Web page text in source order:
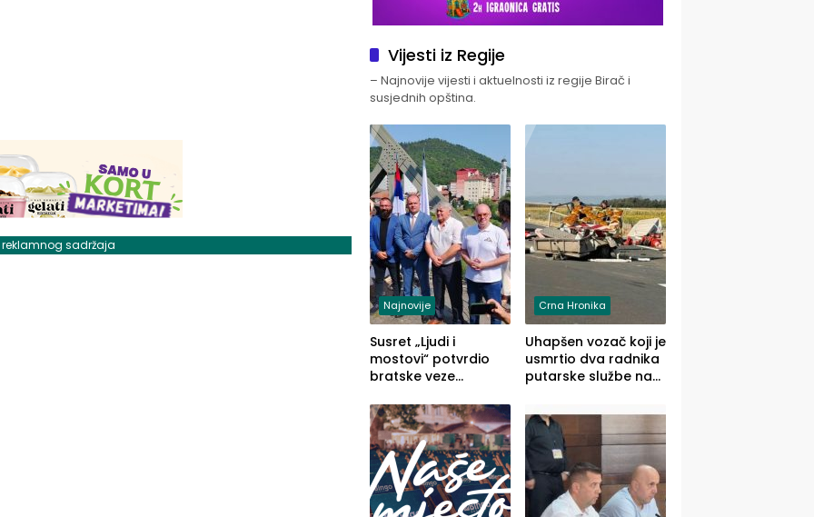
reklamnog sadržaja
Vijesti iz Regije
– Najnovije vijesti i aktuelnosti iz regije Birač i
susjednih opština.
Najnovije
Susret „Ljudi i
mostovi“ potvrdio
bratske veze
Zvornika
Crna Hronika
Uhapšen vozač koji je
usmrtio dva radnika
putarske službe na
prema Šapcu
(FOTO)